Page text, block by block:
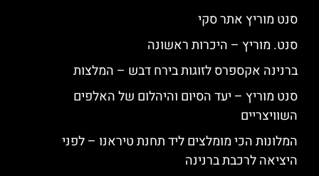
סנט מוריץ אתר סקי
סנט. מוריץ – היכרות ראשונה
ברנינה אקספרס לזוגות בירח דבש – המלצות
סנט מוריץ – יעד הסיום והיהלום של האלפים
השוויצריים
המלונות הכי מומלצים ליד תחנת טיראנו – לפני
היציאה לרכבת ברנינה